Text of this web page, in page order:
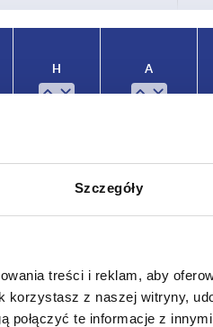
Szczegóły
treści i reklam, aby
z naszej witryny,
połączyć te informacje z
23 - 30
33 - 40
H A
40 13 - 20
40 29 - 36
40 33 - 40